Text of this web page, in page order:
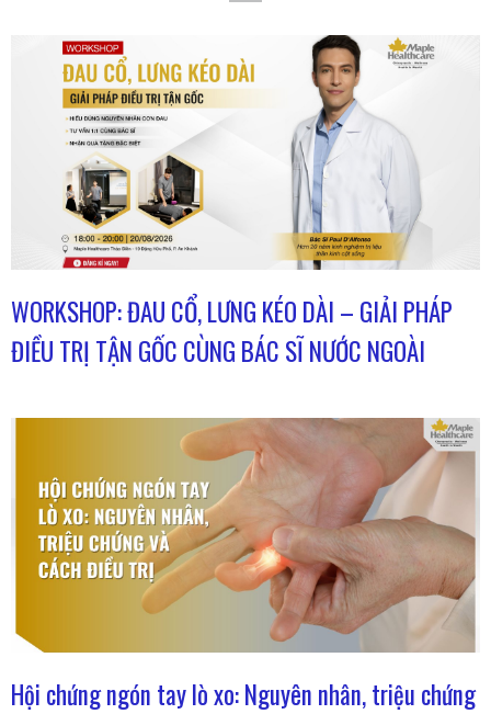
WORKSHOP: ĐAU CỔ, LƯNG KÉO DÀI – GIẢI PHÁP
ĐIỀU TRỊ TẬN GỐC CÙNG BÁC SĨ NƯỚC NGOÀI
Hội chứng ngón tay lò xo: Nguyên nhân, triệu chứng